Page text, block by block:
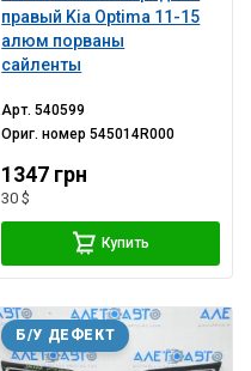
правый Kia Optima 11-15
алюм порваны
сайленты
Арт.540599
Ориг. номер545014R000
1347 грн
30 $
Купить
Б/У ДЕФЕКТ